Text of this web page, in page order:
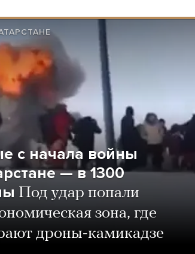
с начала войны
— в 1300
Под удар попали
зона, где
дроны-камикадзе